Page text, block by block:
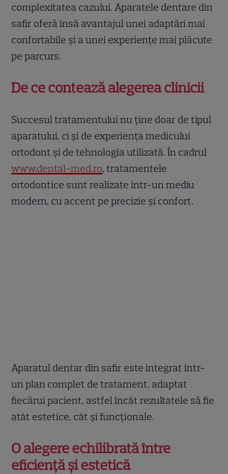
complexitatea cazului. Aparatele dentare din
safir oferă însă avantajul unei adaptări mai
confortabile și a unei experiențe mai plăcute
pe parcurs.
De ce contează alegerea clinicii
Succesul tratamentului nu ține doar de tipul
aparatului, ci și de experiența medicului
ortodont și de tehnologia utilizată. În cadrul
www.dental-med.ro, tratamentele
ortodontice sunt realizate într-un mediu
modern, cu accent pe precizie și confort.
Aparatul dentar din safir este integrat într-
un plan complet de tratament, adaptat
fiecărui pacient, astfel încât rezultatele să fie
atât estetice, cât și funcționale.
O alegere echilibrată între
eficiență și estetică